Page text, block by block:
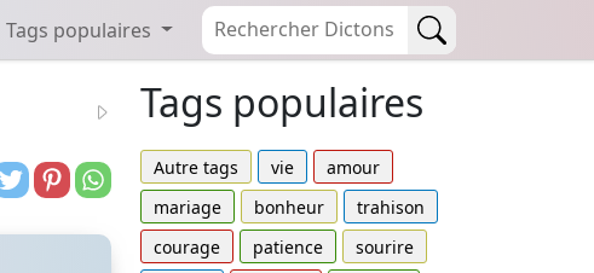
Tags populaires
Tags populaires
Autre tags vie
amour
mariage
bonheur
trahison
courage
patience
sourire